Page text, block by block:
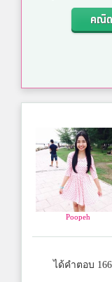
คณิ
Poopeh
ได้คำตอบ